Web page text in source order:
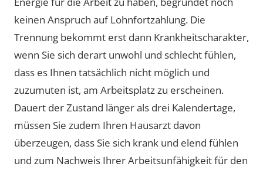
keinen Anspruch auf Lohnfortzahlung. Die
Trennung bekommt erst dann Krankheitscharakter,
wenn Sie sich derart unwohl und schlecht fühlen,
dass es Ihnen tatsächlich nicht möglich und
zuzumuten ist, am Arbeitsplatz zu erscheinen.
Dauert der Zustand länger als drei Kalendertage,
müssen Sie zudem Ihren Hausarzt davon
überzeugen, dass Sie sich krank und elend fühlen
und zum Nachweis Ihrer Arbeitsunfähigkeit für den